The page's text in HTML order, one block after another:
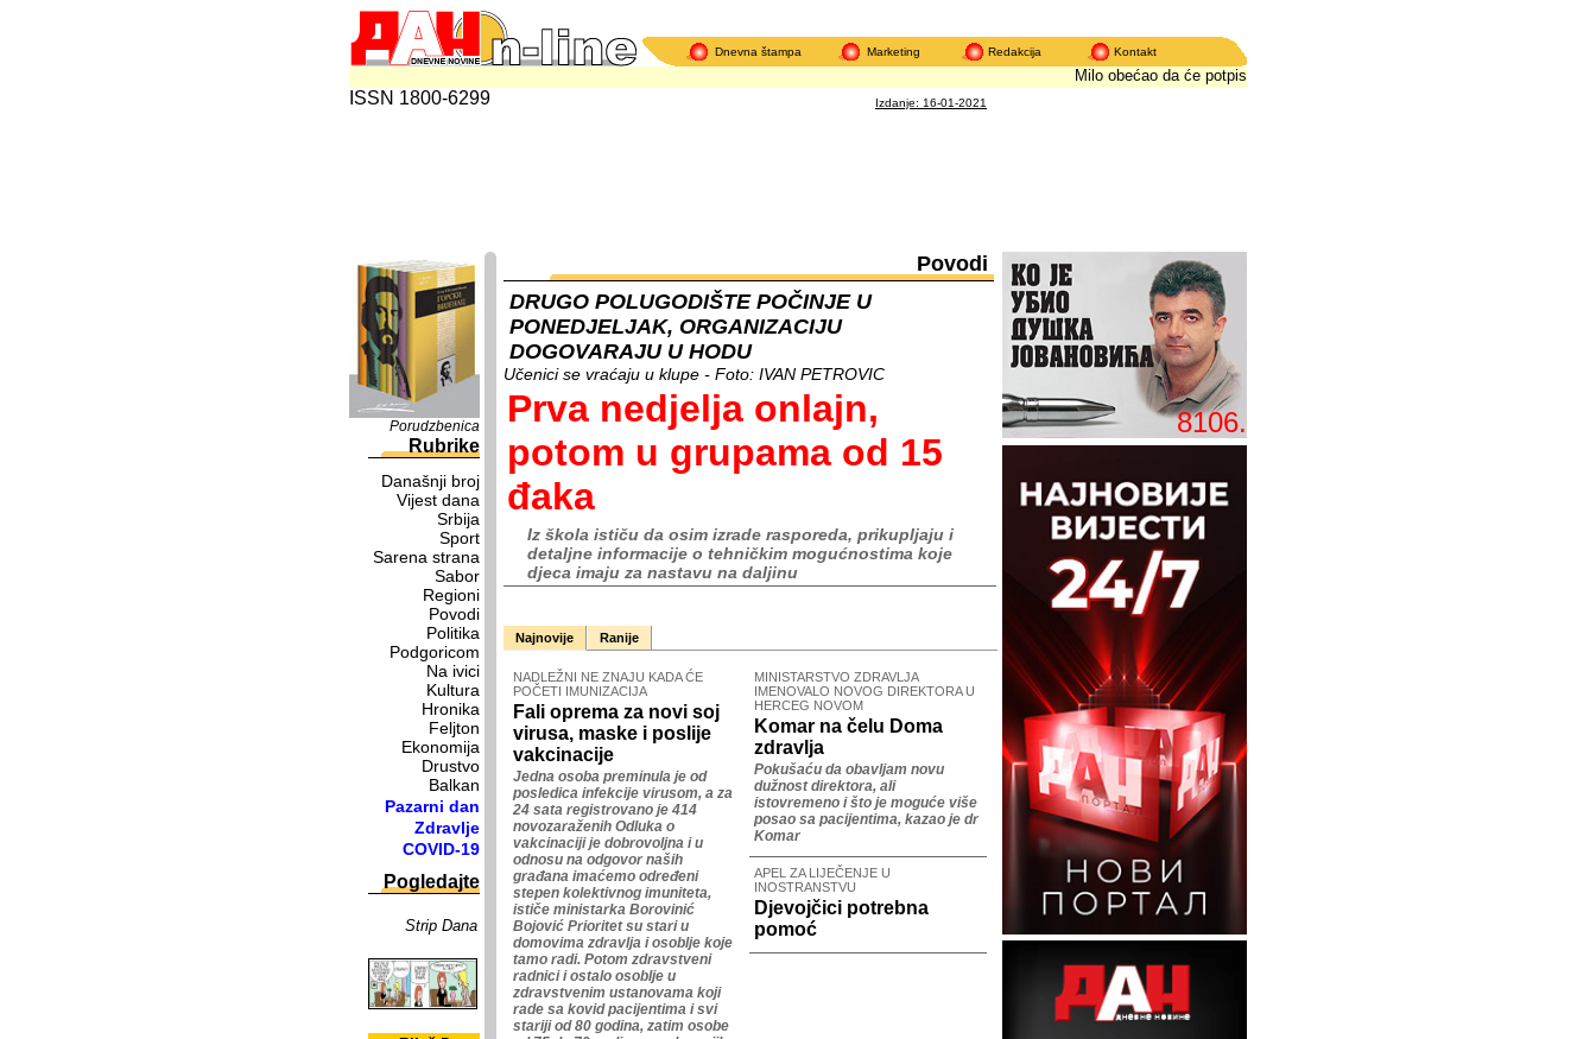
Dnevna štampa Marketing Redakcija Kontakt
Milo obećao da će potpisati zakone, ali ne i da neće završiti na Ustavnom sudu
ISSN 1800-6299 Izdanje: 16-01-2021
Porudzbenica
Rubrike
Današnji broj
Vijest dana
Srbija
Sport
Sarena strana
Sabor
Regioni
Povodi
Politika
Podgoricom
Na ivici
Kultura
Hronika
Feljton
Ekonomija
Drustvo
Balkan
Pazarni dan
Zdravlje
COVID-19
Pogledajte
Strip Dana
Povodi
DRUGO POLUGODIŠTE POČINJE U
PONEDJELJAK, ORGANIZACIJU
DOGOVARAJU U HODU
Učenici se vraćaju u klupe - Foto: IVAN PETROVIC
Prva nedjelja onlajn,
potom u grupama od 15
đaka
Iz škola ističu da osim izrade rasporeda, prikupljaju i
detaljne informacije o tehničkim mogućnostima koje
djeca imaju za nastavu na daljinu
Najnovije Ranije
NADLEŽNI NE ZNAJU KADA ĆE
POČETI IMUNIZACIJA
Fali oprema za novi soj
virusa, maske i poslije
vakcinacije
Jedna osoba preminula je od
posledica infekcije virusom, a za
24 sata registrovano je 414
novozaraženih Odluka o
vakcinaciji je dobrovoljna i u
odnosu na odgovor naših
građana imaćemo određeni
stepen kolektivnog imuniteta,
ističe ministarka Borovinić
Bojović Prioritet su stari u
domovima zdravlja i osoblje koje
tamo radi. Potom zdravstveni
radnici i ostalo osoblje u
zdravstvenim ustanovama koji
rade sa kovid pacijentima i svi
stariji od 80 godina, zatim osobe
MINISTARSTVO ZDRAVLJA
IMENOVALO NOVOG DIREKTORA U
HERCEG NOVOM
Komar na čelu Doma
zdravlja
Pokušaću da obavljam novu
dužnost direktora, ali
istovremeno i što je moguće više
posao sa pacijentima, kazao je dr
Komar
APEL ZA LIJEČENJE U
INOSTRANSTVU
Djevojčici potrebna
pomoć
8106.